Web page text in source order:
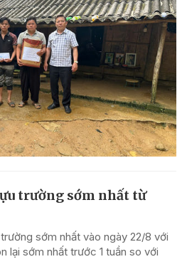
trường sớm nhất từ
sớm nhất vào ngày 22/8 với
lại sớm nhất trước 1 tuần so với